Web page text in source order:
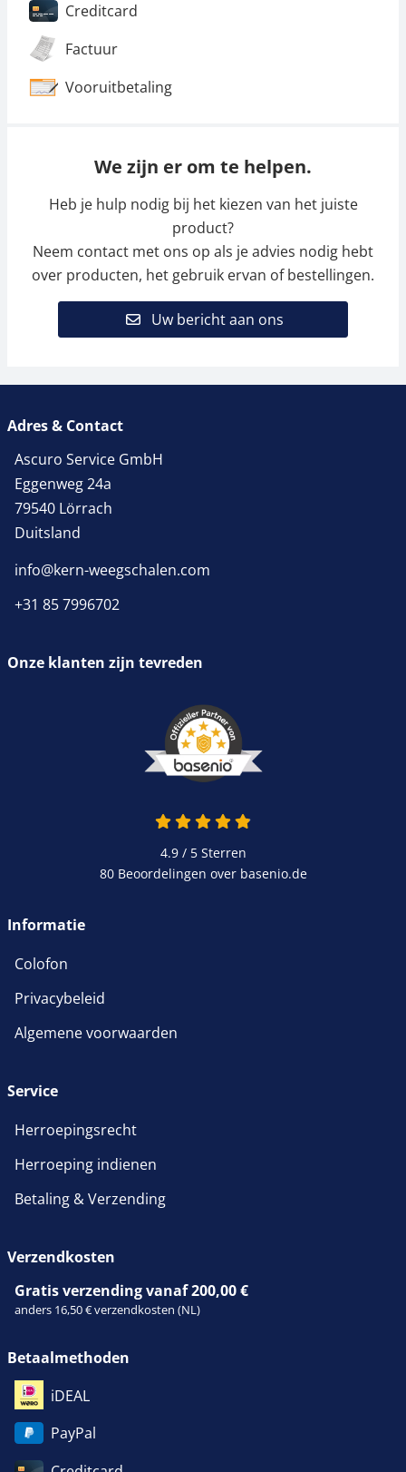
Creditcard
Factuur
Vooruitbetaling
We zijn er om te helpen.
Heb je hulp nodig bij het kiezen van het juiste
product?
Neem contact met ons op als je advies nodig hebt
over producten, het gebruik ervan of bestellingen.
Uw bericht aan ons
Adres & Contact
Ascuro Service GmbH
Eggenweg 24a
79540 Lörrach
Duitsland
info@kern-weegschalen.com
+31 85 7996702
Onze klanten zijn tevreden
4.9 / 5Sterren
80 Beoordelingen over basenio.de
Informatie
Colofon
Privacybeleid
Algemene voorwaarden
Service
Herroepingsrecht
Herroeping indienen
Betaling & Verzending
Verzendkosten
Gratis verzending vanaf 200,00 €
anders 16,50 € verzendkosten (NL)
Betaalmethoden
iDEAL
PayPal